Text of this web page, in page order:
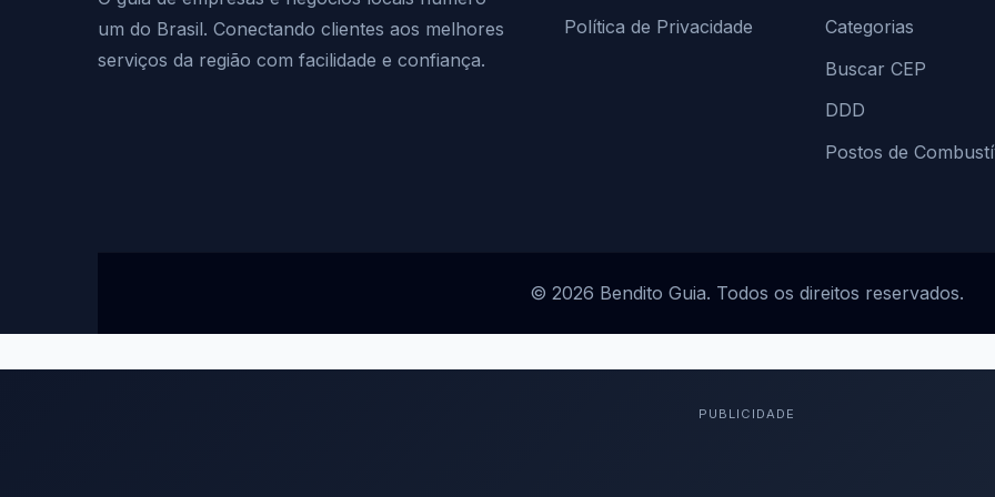
um do Brasil. Conectando clientes aos melhores
serviços da região com facilidade e confiança.
Política de Privacidade
Categorias
Buscar CEP
DDD
Postos de
© 2026 Bendito Guia. Todos os direitos reservados.